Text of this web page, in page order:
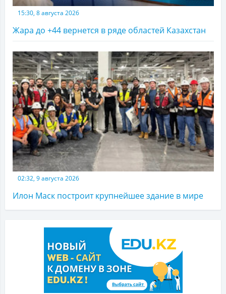
15:30, 8 августа 2026
Жара до +44 вернется в ряде областей Казахстан
02:32, 9 августа 2026
Илон Маск построит крупнейшее здание в мире